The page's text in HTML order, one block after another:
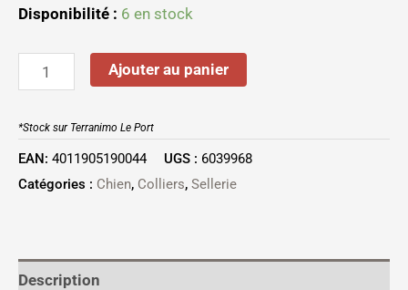
Disponibilité : 6 en stock
Ajouter au panier
*Stock sur Terranimo Le Port
EAN: 4011905190044 UGS : 6039968
Catégories : Chien, Colliers, Sellerie
Description